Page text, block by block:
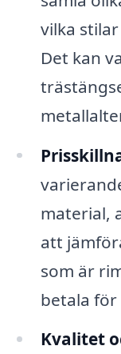
vilka
Det kan
material,
att
som är
betala för
Kvalitet